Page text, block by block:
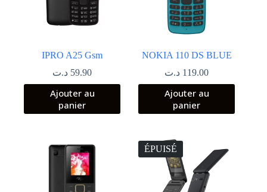
IPRO A25 Gsm
59.90 د.ت
Ajouter au
panier
NOKIA 110 DS BLUE
119.00 د.ت
Ajouter au
panier
ÉPUISÉ